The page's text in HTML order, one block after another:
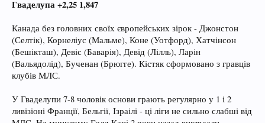
Гваделупа +2,25 1,847
Канада без головних своїх європейських зірок - Джонстон
(Селтік), Корнеліус (Мальме), Коне (Уотфорд), Хатчінсон
(Бешікташ), Девіс (Баварія), Девід (Лілль), Ларін
(Вальядолід), Бученан (Брюгге). Кістяк сформовано з гравців
клубів МЛС.
У Гваделупи 7-8 чоловік основи грають регулярно у 1 і 2
ливізіоні Франції, Бельгії, Ізраілі - ці ліги не сильно слабші від